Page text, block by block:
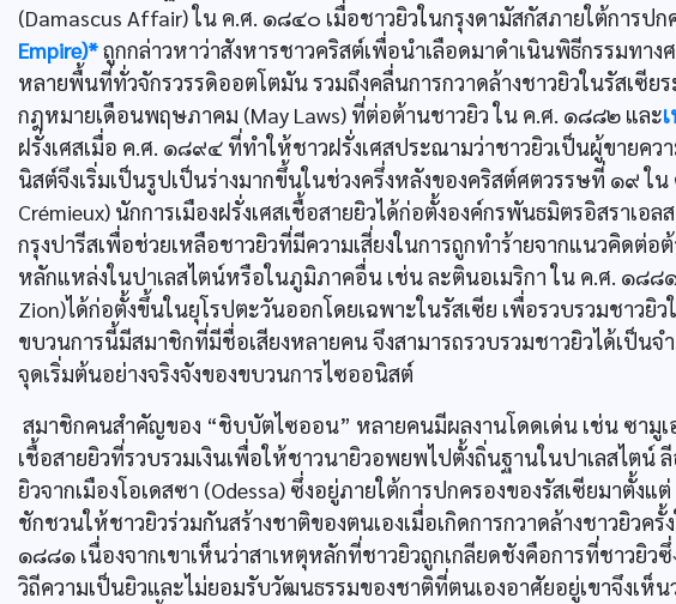
(Damascus Affair) ใน ค.ศ. ๑๘๔๐ เมื่อชาวยิวในกรุงดามัสกัสภายใต้การปก
Empire)*ถูกกล่าวหาว่าสังหารชาวคริสต์เพื่อนำเลือดมาดำเนินพิธีกรรมทา
หลายพื้นที่ทั่วจักรวรรดิออตโตมัน รวมถึงคลื่นการกวาดล้างชาวยิวในรัสเซี
กฎหมายเดือนพฤษภาคม (May Laws) ที่ต่อต้านชาวยิว ใน ค.ศ. ๑๘๘๒ และ
ฝรั่งเศสเมื่อ ค.ศ. ๑๘๙๔ ที่ทำให้ชาวฝรั่งเศสประณามว่าชาวยิวเป็นผู้ขายค
นิสต์จึงเริ่มเป็นรูปเป็นร่างมากขึ้นในช่วงครึ่งหลังของคริสต์ศตวรรษที่ ๑๙ ใ
Crémieux) นักการเมืองฝรั่งเศสเชื้อสายยิวได้ก่อตั้งองค์กรพันธมิตรอิสราเอ
กรุงปารีสเพื่อช่วยเหลือชาวยิวที่มีความเสี่ยงในการถูกทำร้ายจากแนวคิดต่
หลักแหล่งในปาเลสไตน์หรือในภูมิภาคอื่น เช่น ละตินอเมริกา ใน ค.ศ. ๑๘
Zion)ได้ก่อตั้งขึ้นในยุโรปตะวันออกโดยเฉพาะในรัสเซีย เพื่อรวบรวมชาว
ขบวนการนี้มีสมาชิกที่มีชื่อเสียงหลายคน จึงสามารถรวบรวมชาวยิวได้เป็น
จุดเริ่มต้นอย่างจริงจังของขบวนการไซออนิสต์
สมาชิกคนสำคัญของ “ชิบบัตไซออน” หลายคนมีผลงานโดดเด่น เช่น ซามูเอ
เชื้อสายยิวที่รวบรวมเงินเพื่อให้ชาวนายิวอพยพไปตั้งถิ่นฐานในปาเลสไตน์
ยิวจากเมืองโอเดสซา (Odessa) ซึ่งอยู่ภายใต้การปกครองของรัสเซียมาตั้ง
ชักชวนให้ชาวยิวร่วมกันสร้างชาติของตนเองเมื่อเกิดการกวาดล้างชาวยิวค
๑๘๘๑ เนื่องจากเขาเห็นว่าสาเหตุหลักที่ชาวยิวถูกเกลียดชังคือการที่ชาวยิว
วิถีความเป็นยิวและไม่ยอมรับวัฒนธรรมของชาติที่ตนเองอาศัยอยู่เขาจึงเห็